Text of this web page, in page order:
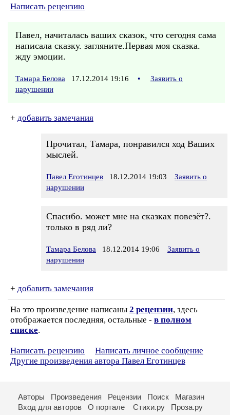
Написать рецензию
Павел, начиталась ваших сказок, что сегодня сама
написала сказку. загляните.Первая моя сказка.
жду эмоции.
Тамара Белова 17.12.2014 19:16 •
Заявить о
нарушении
+ добавить замечания
Прочитал, Тамара, понравился ход Ваших
мыслей.
Павел Еготинцев 18.12.2014 19:03
Заявить о
нарушении
Спасибо. может мне на сказках повезёт?.
только в ряд ли?
Тамара Белова 18.12.2014 19:06
Заявить о
нарушении
+ добавить замечания
На это произведение написаны 2 рецензии, здесь
отображается последняя, остальные - в полном
списке.
Написать рецензию
Написать личное сообщение
Другие произведения автора Павел Еготинцев
Авторы Произведения Рецензии Поиск
Магазин
Вход для авторов
О портале Стихи.ру Проза.ру